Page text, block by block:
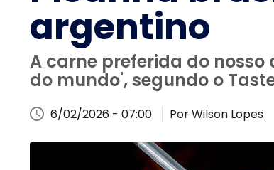
argentino
A carne preferida do
do mundo', segundo o
6/02/2026 - 07:00 Por Wilson Lopes